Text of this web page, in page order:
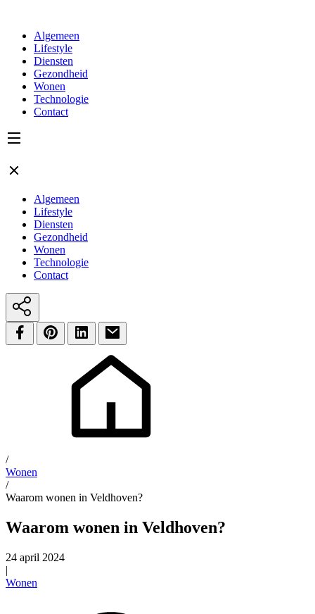
Algemeen
Lifestyle
Diensten
Gezondheid
Wonen
Technologie
Contact
Algemeen
Lifestyle
Diensten
Gezondheid
Wonen
Technologie
Contact
/
Wonen
/
Waarom wonen in Veldhoven?
Waarom wonen in Veldhoven?
24 april 2024
|
Wonen